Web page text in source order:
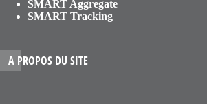
SMART Aggregate
SMART Tracking
A PROPOS DU SITE